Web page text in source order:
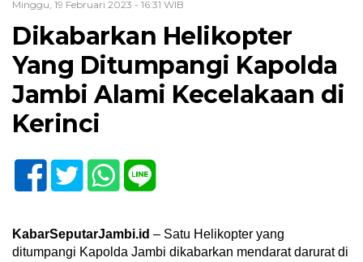
Minggu, 19 Februari 2023 - 16:31 WIB
Dikabarkan Helikopter
Yang Ditumpangi Kapolda
Jambi Alami Kecelakaan di
Kerinci
KabarSeputarJambi.id – Satu Helikopter yang
ditumpangi Kapolda Jambi dikabarkan mendarat darurat di